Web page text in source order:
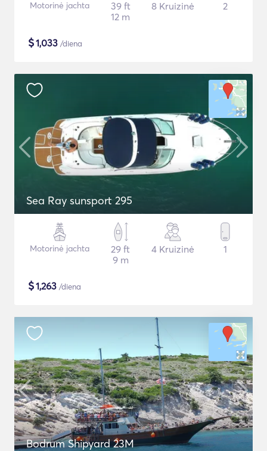
Motorinė jachta
39 ft
12 m
8 Kruizinė 2
$1,033 /diena
Sea Ray sunsport 295
Motorinė jachta
29 ft
9 m
4 Kruizinė 1
$1,263 /diena
Bodrum Shipyard 23M